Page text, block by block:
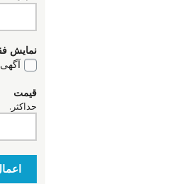
نمایش
قیمت
حداکثر.